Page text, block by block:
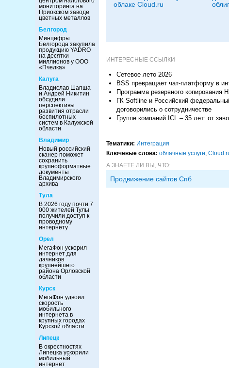
мониторинга на
Приокском заводе
цветных металлов
Белгород
Минцифры
Белгорода закупила
продукцию YADRO
на десятки
миллионов у ООО
«Пчелка»
Калуга
Владислав Шапша
и Андрей Никитин
обсудили
перспективы
развития отрасли
беспилотных
систем в Калужской
области
Владимир
Новый российский
сканер поможет
сохранить
крупноформатные
документы
Владимирского
архива
Тула
В 2026 году почти 7
000 жителей Тулы
получили доступ к
проводному
интернету
Орел
МегаФон ускорил
интернет для
дачников
крупнейшего
района Орловской
области
Курск
МегаФон удвоил
скорость
мобильного
интернета в
крупных городах
Курской области
Липецк
В окрестностях
Липецка ускорили
мобильный
интернет
облаке Cloud.ru
ИНТЕРЕСНЫЕ ССЫЛКИ
Сетевое лето 2026
BSS превращает чат-платформу в
Программа резервного
ГК Softline и Российский
договорились о сотрудничестве
Группе компаний ICL – 35 лет: от
Тематики: Интеграция
Ключевые слова: облачные услуги,
А ЗНАЕТЕ ЛИ ВЫ, ЧТО:
Продвижение сайтов Спб